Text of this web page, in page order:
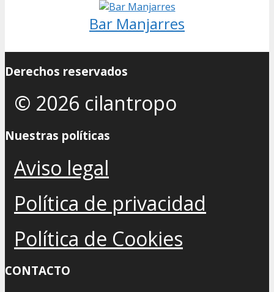
Bar Manjarres
Derechos reservados
© 2026 cilantropo
Nuestras políticas
Aviso legal
Política de privacidad
Política de Cookies
CONTACTO